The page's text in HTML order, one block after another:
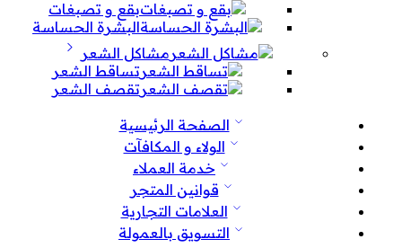
بقع و تصبغات
البشرة الحساسة
مشاكل الشعر
تساقط الشعر
تقصف الشعر
الصفحة الرئيسية
الولاء و المكافآت
خدمة العملاء
قوانين المتجر
العلامات التجارية
التسويق بالعمولة